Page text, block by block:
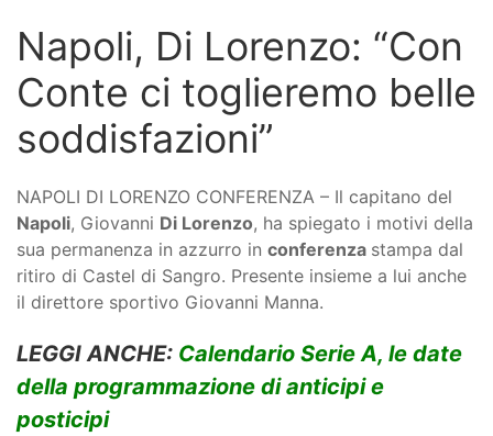
Napoli, Di Lorenzo: “Con
Conte ci toglieremo belle
soddisfazioni”
NAPOLI DI LORENZO CONFERENZA – Il capitano del
Napoli, Giovanni Di Lorenzo, ha spiegato i motivi della
sua permanenza in azzurro in conferenza stampa dal
ritiro di Castel di Sangro. Presente insieme a lui anche
il direttore sportivo Giovanni Manna.
LEGGI ANCHE: Calendario Serie A, le date
della programmazione di anticipi e
posticipi